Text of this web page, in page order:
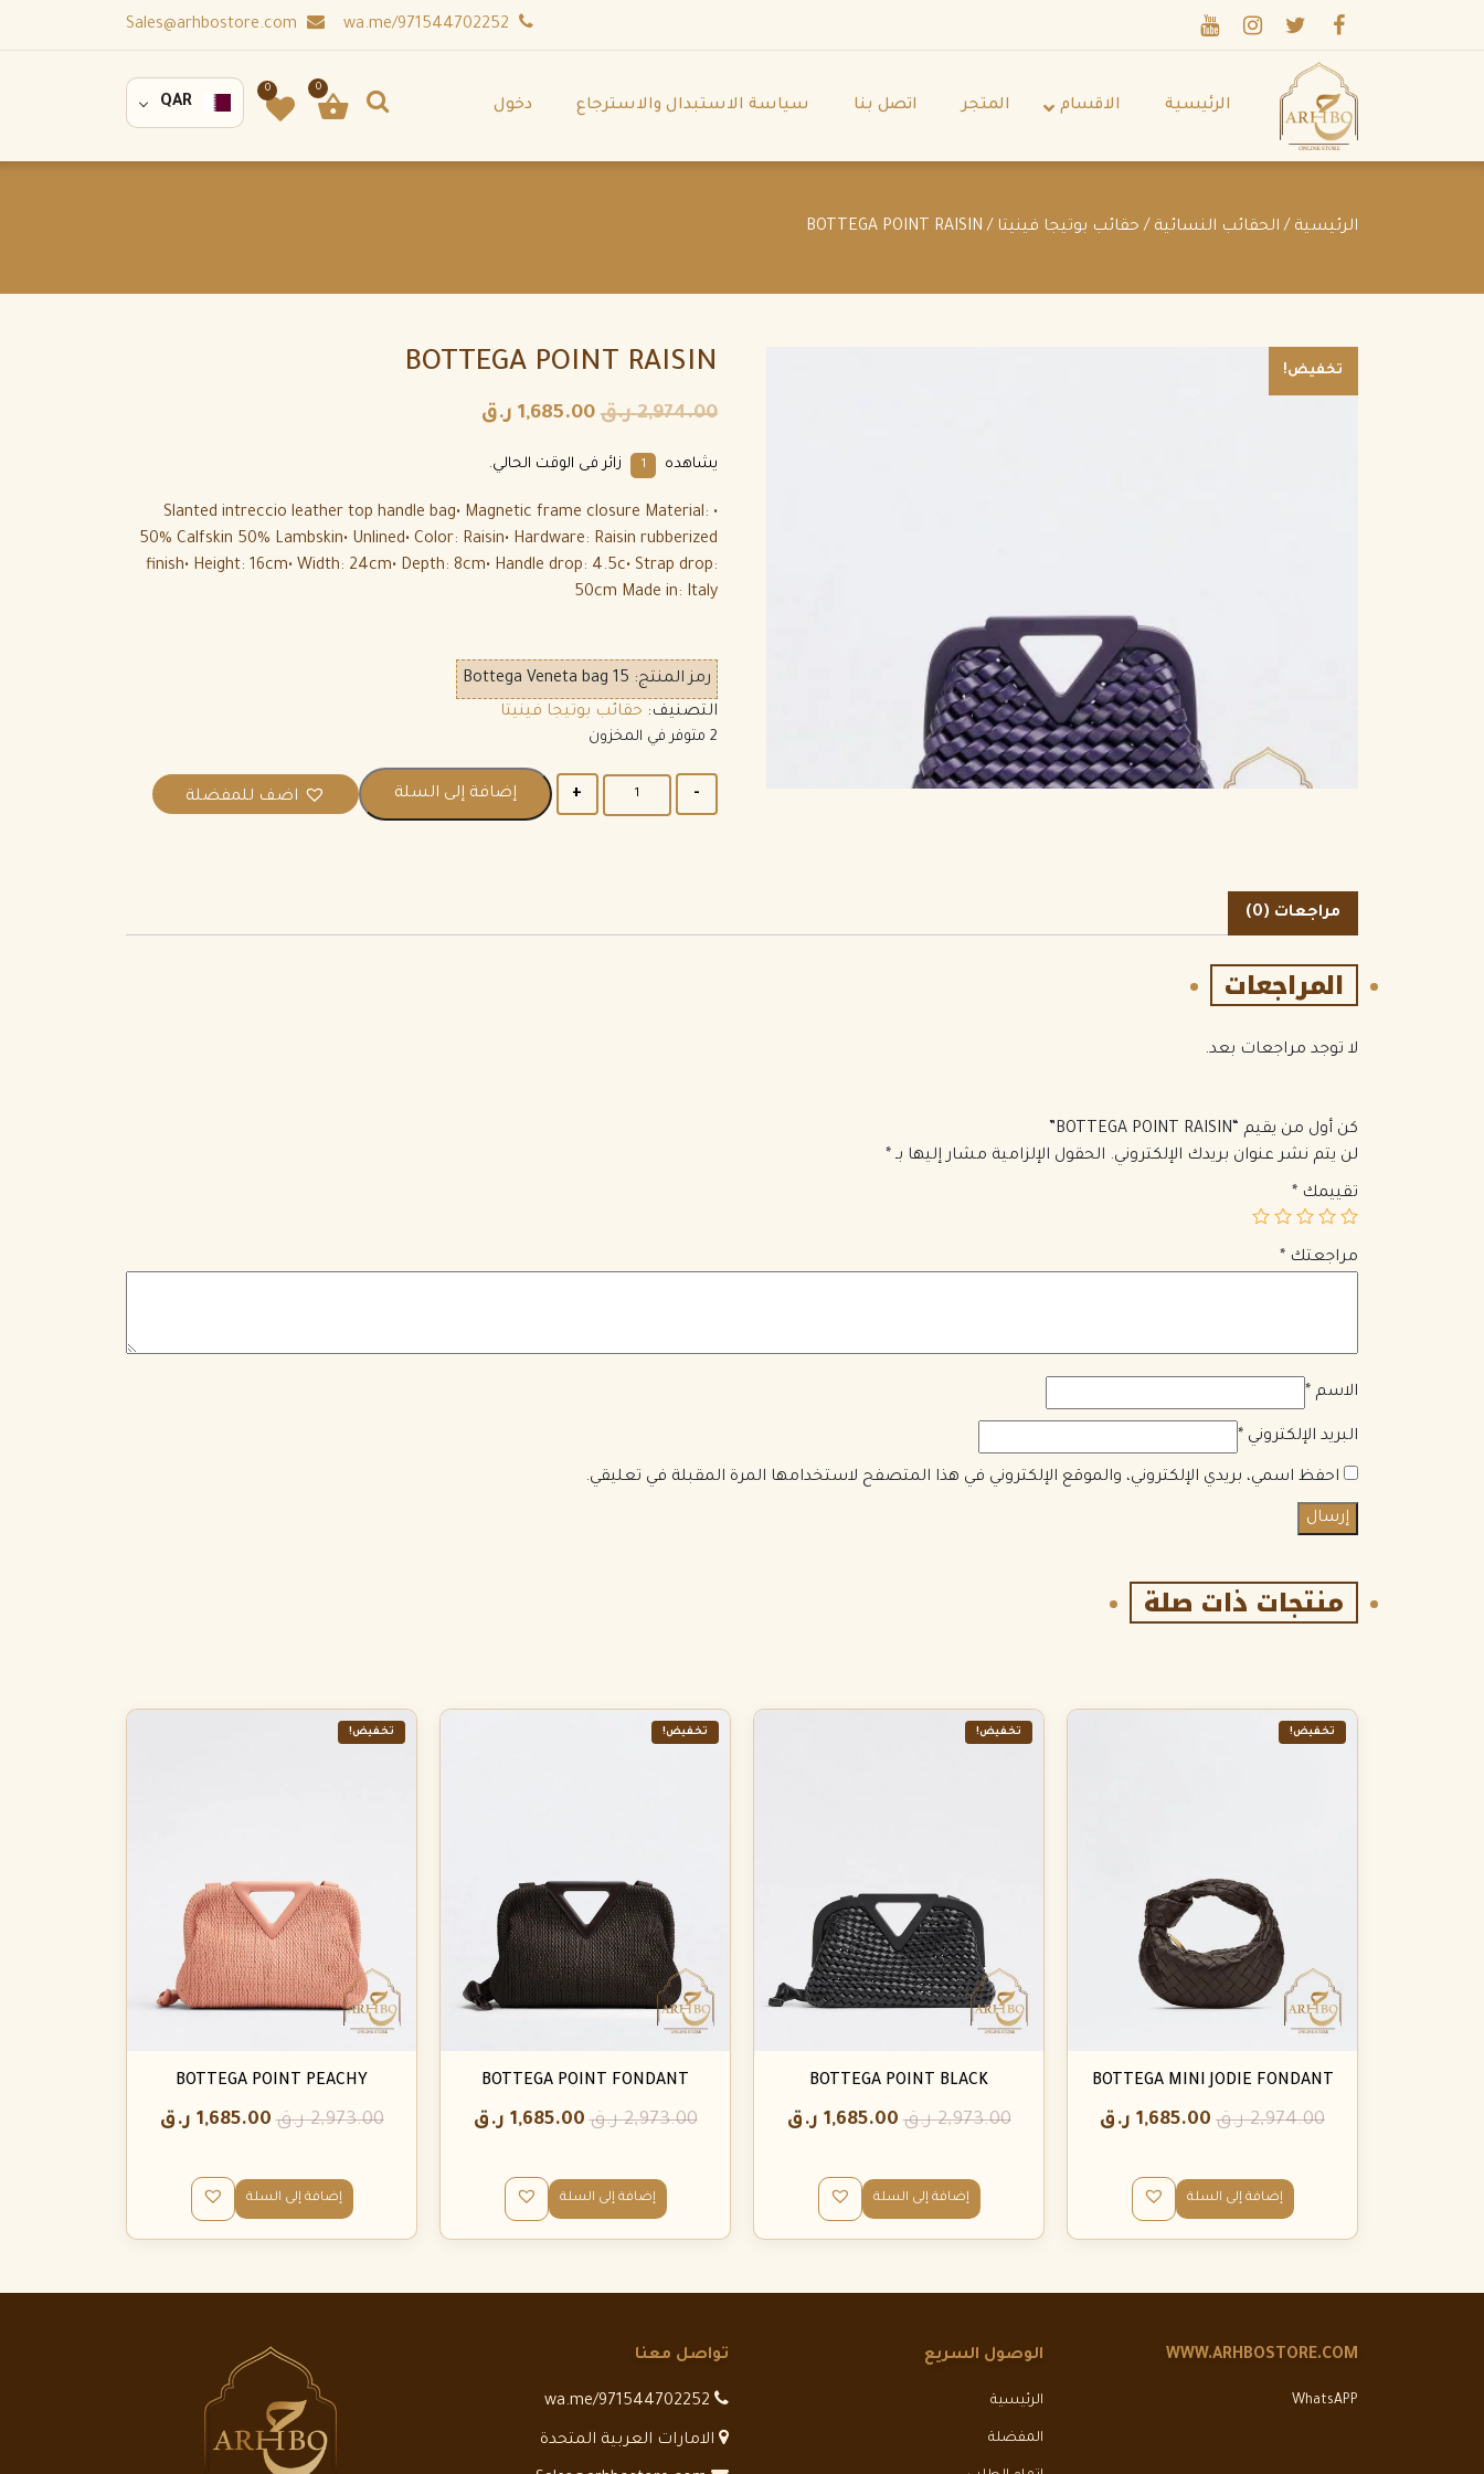
الرئيسية الاقسام المتجر اتصل بنا سياسة الاستبدال والاسترجاع دخول
0
0
QAR
الرئيسية / الحقائب النسائية / حقائب بوتيجا فينيتا / BOTTEGA POINT RAISIN
تخفيض! BOTTEGA POINT RAISIN
2,974.00 ر.ق 1,685.00 ر.ق
يشاهده 1 زائر فى الوقت الحالي.
• Slanted intreccio leather top handle bag• Magnetic frame closure Material:
50% Calfskin 50% Lambskin• Unlined• Color: Raisin• Hardware: Raisin rubberized
finish• Height: 16cm• Width: 24cm• Depth: 8cm• Handle drop: 4.5c• Strap drop:
50cm Made in: Italy
رمز المنتج: Bottega Veneta bag 15
التصنيف: حقائب بوتيجا فينيتا
2 متوفر في المخزون
الكمية
إضافة إلى السلة اضف للمفضلة
مراجعات (0)
المراجعات
لا توجد مراجعات بعد.
كن أول من يقيم “BOTTEGA POINT RAISIN”
لن يتم نشر عنوان بريدك الإلكتروني. الحقول الإلزامية مشار إليها بـ *
تقييمك *
مراجعتك *
الاسم *
البريد الإلكتروني *
احفظ اسمي، بريدي الإلكتروني، والموقع الإلكتروني في هذا المتصفح لاستخدامها المرة المقبلة في تعليقي.
منتجات ذات صلة
تخفيض!
BOTTEGA MINI JODIE FONDANT
2,974.00 ر.ق 1,685.00 ر.ق
إضافة إلى السلة
تخفيض!
BOTTEGA POINT BLACK
2,973.00 ر.ق 1,685.00 ر.ق
إضافة إلى السلة
تخفيض!
BOTTEGA POINT FONDANT
2,973.00 ر.ق 1,685.00 ر.ق
إضافة إلى السلة
تخفيض!
BOTTEGA POINT PEACHY
2,973.00 ر.ق 1,685.00 ر.ق
إضافة إلى السلة
WWW.ARHBOSTORE.COM
WhatsAPP
الوصول السريع
الرئيسية
المفضلة
تواصل معنا
الامارات العربية المتحدة